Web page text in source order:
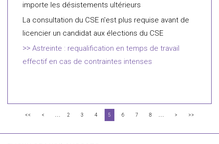
importe les désistements ultérieurs
La consultation du CSE n'est plus requise avant de
licencier un candidat aux élections du CSE
Astreinte : requalification en temps de travail
effectif en cas de contraintes intenses
<< < ... 2 3 4 5 6 7 8 ... > >>